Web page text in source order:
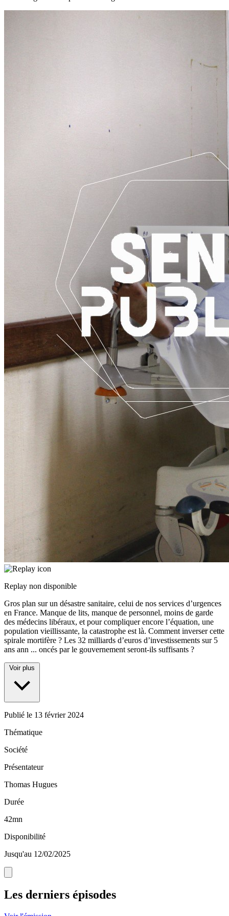
Replay non disponible
Gros plan sur un désastre sanitaire, celui de nos services d’urgences
en France. Manque de lits, manque de personnel, moins de garde
des médecins libéraux, et pour compliquer encore l’équation, une
population vieillissante, la catastrophe est là. Comment inverser cette
spirale mortifère ? Les 32 milliards d’euros d’investissements sur 5
ans ann ... oncés par le gouvernement seront-ils suffisants ?
Voir plus
Publié le 13 février 2024
Thématique
Société
Présentateur
Thomas Hugues
Durée
42mn
Disponibilité
Jusqu'au 12/02/2025
Les derniers épisodes